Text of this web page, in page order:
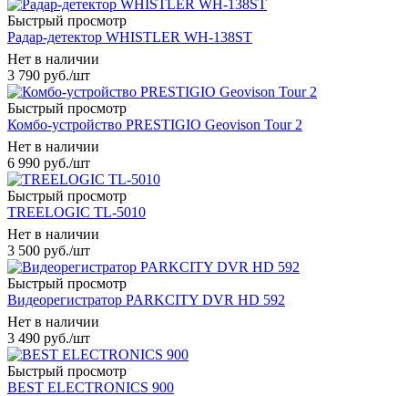
Быстрый просмотр
Радар-детектор WHISTLER WH-138ST
Нет в наличии
3 790 руб./шт
Быстрый просмотр
Комбо-устройство PRESTIGIO Geovison Tour 2
Нет в наличии
6 990 руб./шт
Быстрый просмотр
TREELOGIC TL-5010
Нет в наличии
3 500 руб./шт
Быстрый просмотр
Видеорегистратор PARKCITY DVR HD 592
Нет в наличии
3 490 руб./шт
Быстрый просмотр
BEST ELECTRONICS 900